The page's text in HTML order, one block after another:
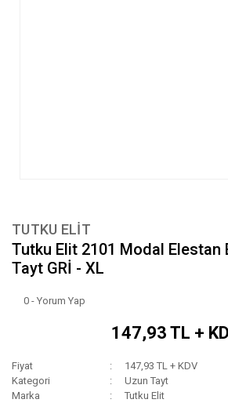
TUTKU ELIT
Tutku Elit 2101 Modal Elestan
Tayt GRİ - XL
0 - Yorum Yap
147,93 TL +
Fiyat
147,93 TL + KDV
Kategori
Uzun Tayt
Marka
Tutku Elit